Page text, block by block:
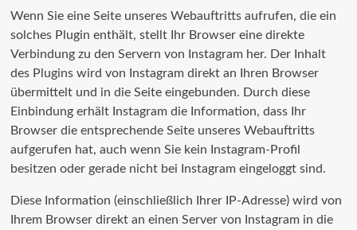
Wenn Sie eine Seite unseres Webauftritts aufrufen, die ein
solches Plugin enthält, stellt Ihr Browser eine direkte
Verbindung zu den Servern von Instagram her. Der Inhalt
des Plugins wird von Instagram direkt an Ihren Browser
übermittelt und in die Seite eingebunden. Durch diese
Einbindung erhält Instagram die Information, dass Ihr
Browser die entsprechende Seite unseres Webauftritts
aufgerufen hat, auch wenn Sie kein Instagram-Profil
besitzen oder gerade nicht bei Instagram eingeloggt sind.
Diese Information (einschließlich Ihrer IP-Adresse) wird von
Ihrem Browser direkt an einen Server von Instagram in die